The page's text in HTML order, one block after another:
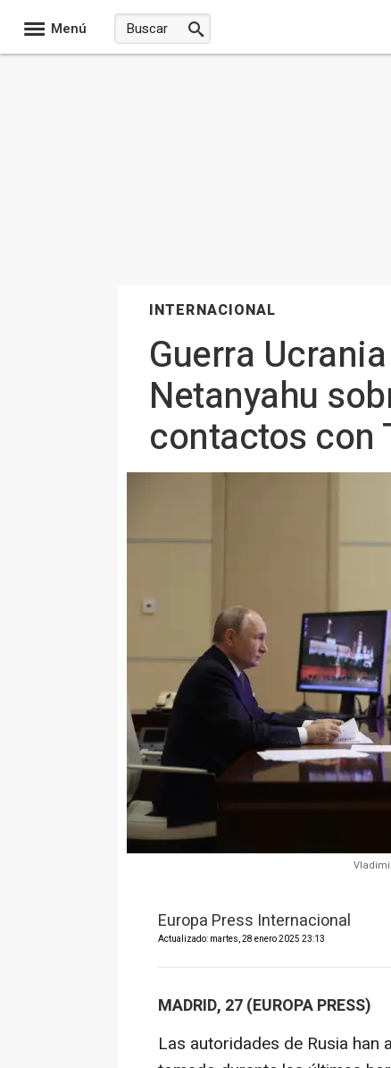
Menú
INTERNACIONAL
Guerra
Netanyahu
contactos con
Europa Press Internacional
Actualizado: martes, 28 enero 2025 23:13
MADRID, 27 (EUROPA PRESS)
Las autoridades de Rusia